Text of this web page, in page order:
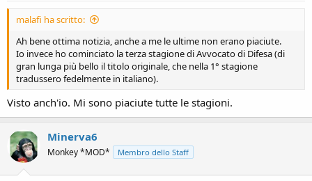
malafi ha scritto:
Ah bene ottima notizia, anche a me le ultime non erano piaciute.
Io invece ho cominciato la terza stagione di Avvocato di Difesa (di
gran lunga più bello il titolo originale, che nella 1° stagione
tradussero fedelmente in italiano).
Visto anch'io. Mi sono piaciute tutte le stagioni.
Minerva6
Monkey *MOD* Membro dello Staff